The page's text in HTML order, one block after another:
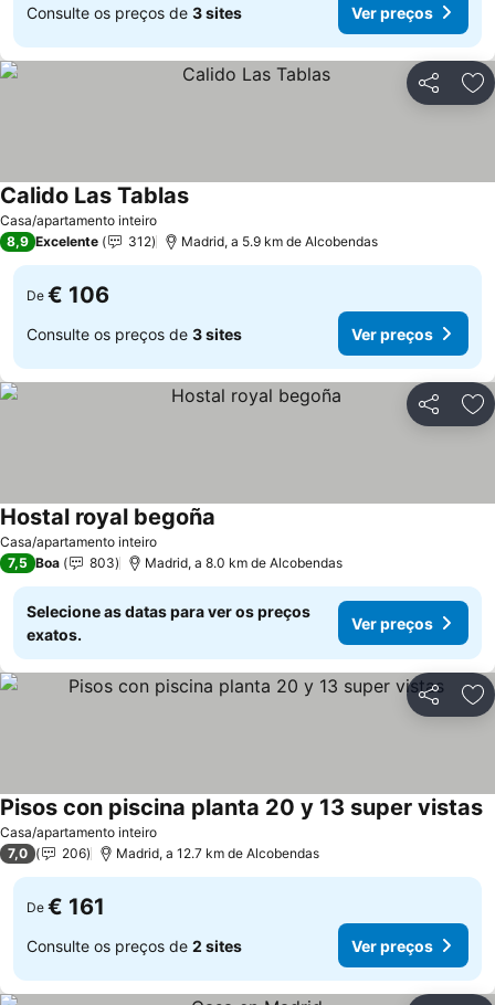
Consulte os preços de 3 sites Ver preços
Partilhar
Casa/apartamento inteiro
Calido Las Tablas
8,9 Excelente 312 Madrid, a 5.9 km de Alcobendas
De € 106
Consulte os preços de 3 sites Ver preços
Partilhar
Casa/apartamento inteiro
Hostal royal begoña
7,5 Boa 803 Madrid, a 8.0 km de Alcobendas
Selecione as datas para ver os preços
exatos.
Ver preços
Partilhar
Casa/apartamento inteiro
Pisos con piscina planta 20 y 13 super vistas
7,0 206 Madrid, a 12.7 km de Alcobendas
De € 161
Consulte os preços de 2 sites Ver preços